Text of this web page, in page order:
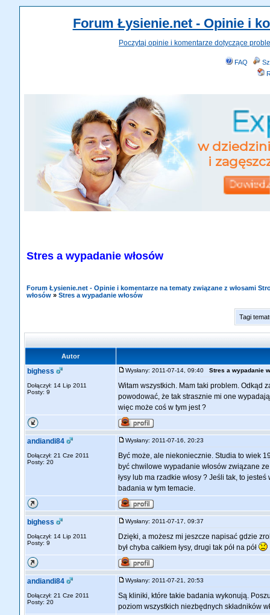
Forum Łysienie.net - Opinie i
Poczytaj opinie i komentarze dotyczące
FAQ
Stres a wypadanie włosów
Forum Łysienie.net - Opinie i komentarze na tematy związane z włosami
włosów » Stres a wypadanie włosów
Tagi
Autor
bighess
Dołączył: 14 Lip 2011
Posty: 9
Wysłany: 2011-07-14, 09:40 Stres a wypadanie
Witam wszystkich. Mam taki problem. Odkąd
powodować, że tak strasznie mi one
więc może coś w tym jest ?
andiandi84
Dołączył: 21 Cze 2011
Posty: 20
Wysłany: 2011-07-16, 20:23
Być może, ale niekoniecznie. Studia to wiek
być chwilowe wypadanie włosów związane
łysy lub ma rzadkie włosy ? Jeśli tak, to
badania w tym temacie.
bighess
Dołączył: 14 Lip 2011
Posty: 9
Wysłany: 2011-07-17, 09:37
Dzięki, a możesz mi jeszcze napisać gdzie
był chyba całkiem łysy, drugi tak pół na pół
andiandi84
Dołączył: 21 Cze 2011
Posty: 20
Wysłany: 2011-07-21, 20:53
Są kliniki, które takie badania wykonują.
poziom wszystkich niezbędnych składników